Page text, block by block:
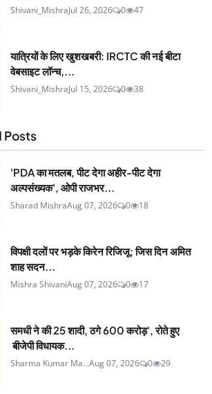
Shivani_MishraJul 26, 2026 0 47
यात्रियों के लिए खुशखबरी: IRCTC की नई बीटा
वेबसाइट लॉन्च,...
Shivani_MishraJul 15, 2026 0 38
Posts
'PDA का मतलब, पीट देगा अहीर-पीट देगा
अल्पसंख्यक', ओपी राजभर...
Sharad MishraAug 07, 2026 0 18
विपक्षी दलों पर भड़के किरेन रिजिजू: जिस दिन अमित
शाह सदन...
Mishra ShivaniAug 07, 2026 0 17
समधी ने की 25 शादी, ठगे 600 करोड़', रोते हुए
बीजेपी विधायक...
Sharma Kumar Ma...Aug 07, 2026 0 29